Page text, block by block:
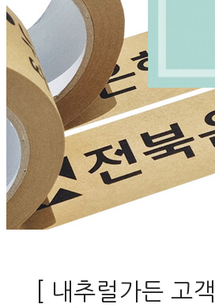
[ 내추럴가든 고객